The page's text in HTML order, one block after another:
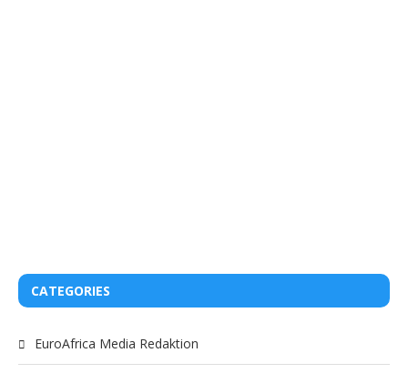
CATEGORIES
EuroAfrica Media Redaktion